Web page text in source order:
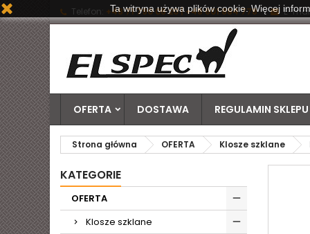
Telefon: +48 71 790 06 20 | +48 601 884 778 E-
OFERTA DOSTAWA REGULAMIN SKLEPU
Strona główna OFERTA Klosze szklane
KATEGORIE
OFERTA
Klosze szklane
Ta witryna używa plików cookie. Więcej